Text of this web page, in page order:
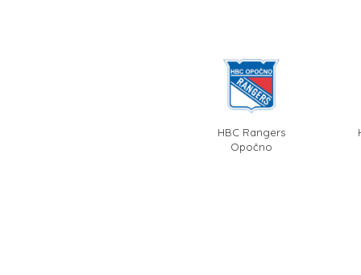
HBC Rangers
Opočno